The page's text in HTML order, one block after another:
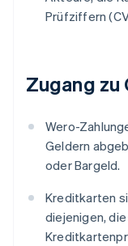
Prüfziffern
Zugang zu
Wero-
Geldern
oder Bargeld.
Kreditkarten
diejenigen,